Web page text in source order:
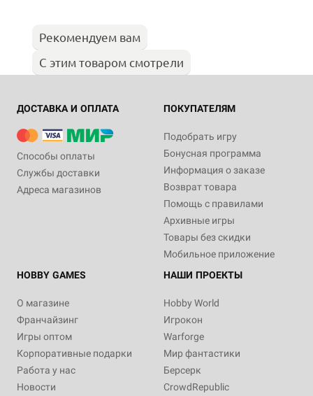
Рекомендуем вам
С этим товаром смотрели
ДОСТАВКА И ОПЛАТА
Способы оплаты
Службы доставки
Адреса магазинов
ПОКУПАТЕЛЯМ
Подобрать игру
Бонусная программа
Информация о заказе
Возврат товара
Помощь с правилами
Архивные игры
Товары без скидки
Мобильное приложение
HOBBY GAMES
О магазине
Франчайзинг
Игры оптом
Корпоративные подарки
Работа у нас
Новости
НАШИ ПРОЕКТЫ
Hobby World
Игрокон
Warforge
Мир фантастики
Берсерк
CrowdRepublic